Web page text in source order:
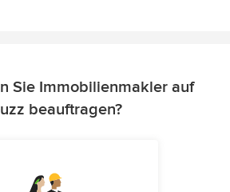
Sie Immobilienmakler auf
beauftragen?